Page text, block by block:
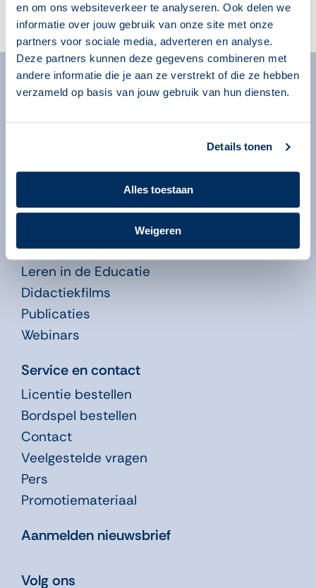
en om ons websiteverkeer te analyseren. Ook delen we
informatie over jouw gebruik van onze site met onze
partners voor sociale media, adverteren en analyse.
Deze partners kunnen deze gegevens combineren met
andere informatie die je aan ze verstrekt of die ze hebben
verzameld op basis van jouw gebruik van hun diensten.
Details tonen
Alles toestaan
Weigeren
Verzend
Algemeen
Over onze programma’s
Volgsysteem
Beheeromgeving
Nieuws
Kennisbank
Leren in de Educatie
Didactiekfilms
Publicaties
Webinars
Service en contact
Licentie bestellen
Bordspel bestellen
Contact
Veelgestelde vragen
Pers
Promotiemateriaal
Aanmelden nieuwsbrief
Volg ons